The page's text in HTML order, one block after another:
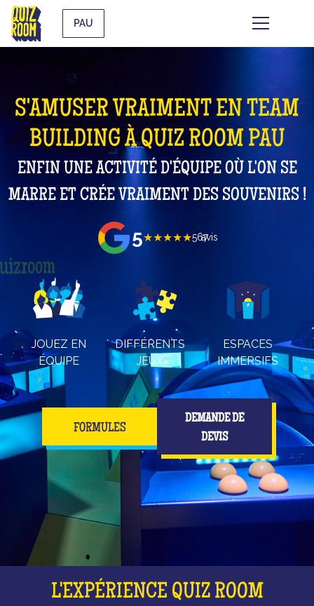
PAU
S'AMUSER VRAIMENT EN TEAM
BUILDING À QUIZ ROOM PAU
ENFIN UNE ACTIVITÉ D'ÉQUIPE OÙ L'ON SE
MARRE ET CRÉE VRAIMENT DES SOUVENIRS !
5★★★★★567avis
JOUEZ EN
ÉQUIPE
DIFFÉRENTS
JEUX
ESPACES
IMMERSIFS
FORMULES
DEMANDE DE
DEVIS
L'EXPÉRIENCE QUIZ ROOM